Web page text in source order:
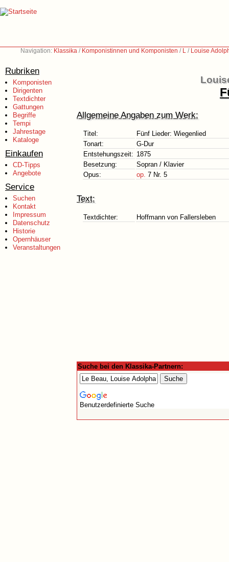
Navigation: Klassika / Komponistinnen und Komponisten / L / Louise
Rubriken
Komponisten
Dirigenten
Textdichter
Gattungen
Begriffe
Tempi
Jahrestage
Kataloge
Einkaufen
CD-Tipps
Angebote
Service
Suchen
Kontakt
Impressum
Datenschutz
Historie
Opernhäuser
Veranstaltungen
Allgemeine Angaben zum Werk:
Titel:
Fünf Lieder: Wiegenlied
Tonart:
G-Dur
Entstehungszeit: 1875
Besetzung:
Sopran / Klavier
Opus:
op. 7 Nr. 5
Text:
Textdichter: Hoffmann von Fallersleben
Suche bei den Klassika-Partnern:
Benutzerdefinierte Suche